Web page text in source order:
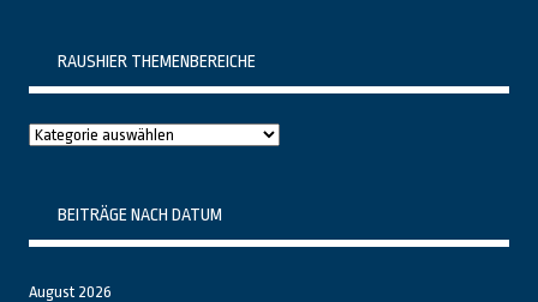
RAUSHIER THEMENBEREICHE
Raushier
BEITRÄGE NACH DATUM
August 2026